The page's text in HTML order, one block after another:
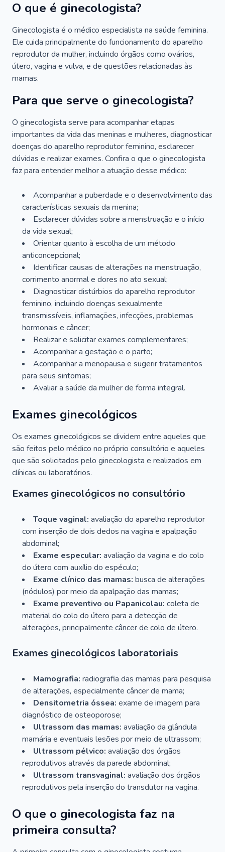
O que é ginecologista?
Ginecologista é o médico especialista na saúde feminina.
Ele cuida principalmente do funcionamento do aparelho
reprodutor da mulher, incluindo órgãos como ovários,
útero, vagina e vulva, e de questões relacionadas às
mamas.
Para que serve o ginecologista?
O ginecologista serve para acompanhar etapas
importantes da vida das meninas e mulheres, diagnosticar
doenças do aparelho reprodutor feminino, esclarecer
dúvidas e realizar exames. Confira o que o ginecologista
faz para entender melhor a atuação desse médico:
Acompanhar a puberdade e o desenvolvimento das
características sexuais da menina;
Esclarecer dúvidas sobre a menstruação e o início
da vida sexual;
Orientar quanto à escolha de um método
anticoncepcional;
Identificar causas de alterações na menstruação,
corrimento anormal e dores no ato sexual;
Diagnosticar distúrbios do aparelho reprodutor
feminino, incluindo doenças sexualmente
transmissíveis, inflamações, infecções, problemas
hormonais e câncer;
Realizar e solicitar exames complementares;
Acompanhar a gestação e o parto;
Acompanhar a menopausa e sugerir tratamentos
para seus sintomas;
Avaliar a saúde da mulher de forma integral.
Exames ginecológicos
Os exames ginecológicos se dividem entre aqueles que
são feitos pelo médico no próprio consultório e aqueles
que são solicitados pelo ginecologista e realizados em
clínicas ou laboratórios.
Exames ginecológicos no consultório
Toque vaginal: avaliação do aparelho reprodutor
com inserção de dois dedos na vagina e apalpação
abdominal;
Exame especular: avaliação da vagina e do colo
do útero com auxílio do espéculo;
Exame clínico das mamas: busca de alterações
(nódulos) por meio da apalpação das mamas;
Exame preventivo ou Papanicolau: coleta de
material do colo do útero para a detecção de
alterações, principalmente câncer de colo de útero.
Exames ginecológicos laboratoriais
Mamografia: radiografia das mamas para pesquisa
de alterações, especialmente câncer de mama;
Densitometria óssea: exame de imagem para
diagnóstico de osteoporose;
Ultrassom das mamas: avaliação da glândula
mamária e eventuais lesões por meio de ultrassom;
Ultrassom pélvico: avaliação dos órgãos
reprodutivos através da parede abdominal;
Ultrassom transvaginal: avaliação dos órgãos
reprodutivos pela inserção do transdutor na vagina.
O que o ginecologista faz na
primeira consulta?